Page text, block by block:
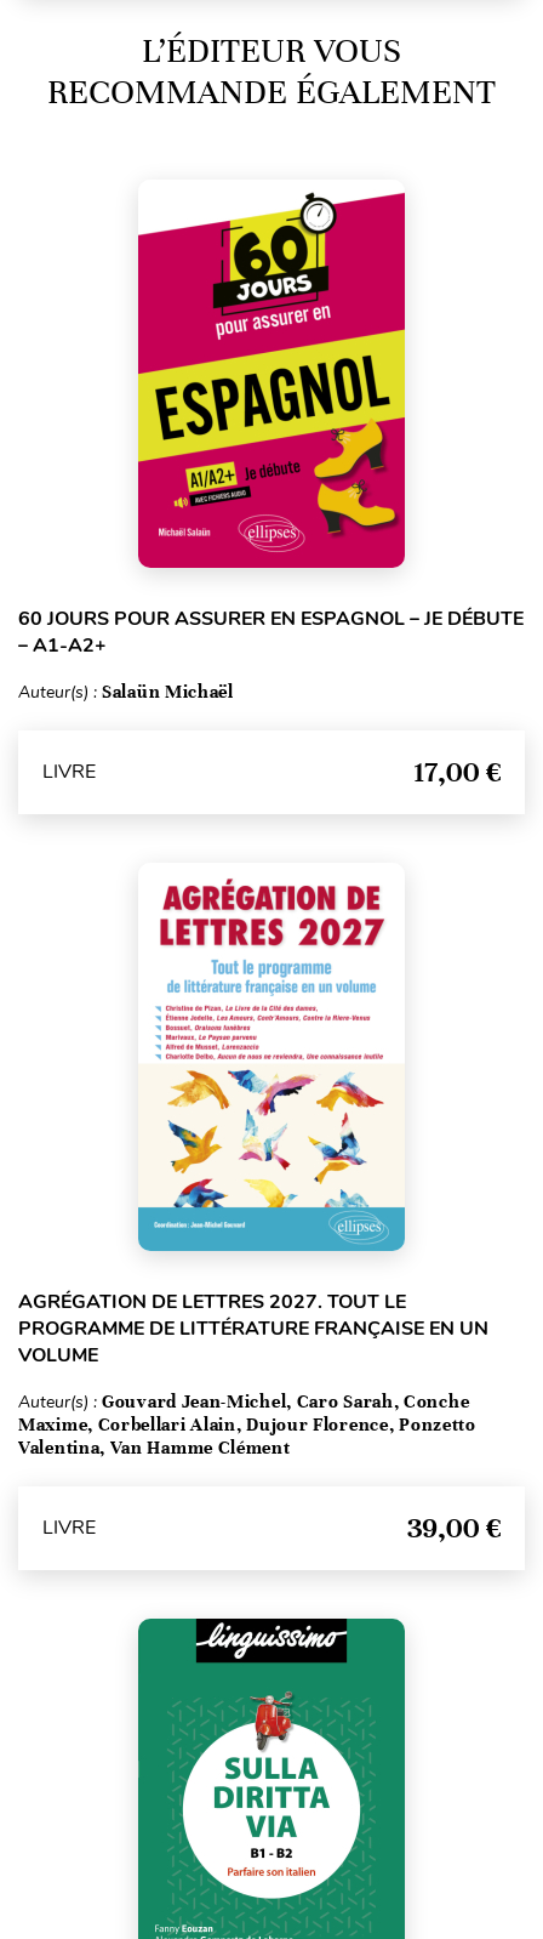
L’ÉDITEUR VOUS
RECOMMANDE ÉGALEMENT
60 JOURS POUR ASSURER EN ESPAGNOL – JE DÉBUTE
– A1-A2+
Auteur(s) : Salaün Michaël
LIVRE 17,00 €
AGRÉGATION DE LETTRES 2027. TOUT LE
PROGRAMME DE LITTÉRATURE FRANÇAISE EN UN
VOLUME
Auteur(s) : Gouvard Jean-Michel, Caro Sarah, Conche
Maxime, Corbellari Alain, Dujour Florence, Ponzetto
Valentina, Van Hamme Clément
LIVRE 39,00 €